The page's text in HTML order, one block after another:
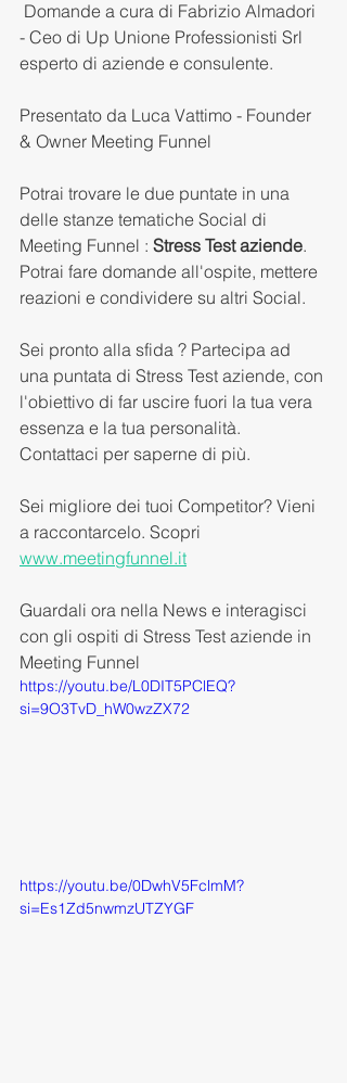
- Ceo di Up Unione Professionisti Srl
esperto di aziende e consulente.
Presentato da Luca Vattimo - Founder
& Owner Meeting Funnel
Potrai trovare le due puntate in una
delle stanze tematiche Social di
Meeting Funnel : Stress Test aziende.
Potrai fare domande all'ospite, mettere
reazioni e condividere su altri Social.
Sei pronto alla sfida ? Partecipa ad
una puntata di Stress Test aziende, con
l'obiettivo di far uscire fuori la tua vera
essenza e la tua personalità.
Contattaci per saperne di più.
Sei migliore dei tuoi Competitor? Vieni
a raccontarcelo. Scopri
www.meetingfunnel.it
Guardali ora nella News e interagisci
con gli ospiti di Stress Test aziende in
Meeting Funnel
https://youtu.be/L0DIT5PClEQ?
si=9O3TvD_hW0wzZX72
https://youtu.be/0DwhV5FclmM?
si=Es1Zd5nwmzUTZYGF